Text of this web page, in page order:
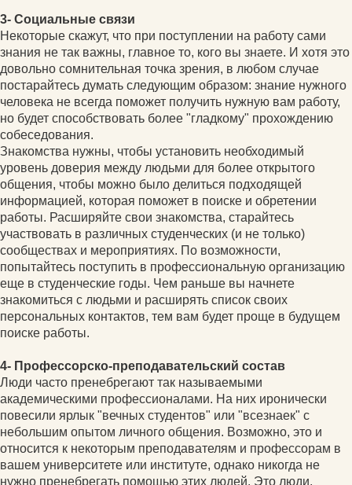
3- Социальные связи
Некоторые скажут, что при поступлении на работу сами
знания не так важны, главное то, кого вы знаете. И хотя это
довольно сомнительная точка зрения, в любом случае
постарайтесь думать следующим образом: знание нужного
человека не всегда поможет получить нужную вам работу,
но будет способствовать более "гладкому" прохождению
собеседования.
Знакомства нужны, чтобы установить необходимый
уровень доверия между людьми для более открытого
общения, чтобы можно было делиться подходящей
информацией, которая поможет в поиске и обретении
работы. Расширяйте свои знакомства, старайтесь
участвовать в различных студенческих (и не только)
сообществах и мероприятиях. По возможности,
попытайтесь поступить в профессиональную организацию
еще в студенческие годы. Чем раньше вы начнете
знакомиться с людьми и расширять список своих
персональных контактов, тем вам будет проще в будущем
поиске работы.
4- Профессорско-преподавательский состав
Люди часто пренебрегают так называемыми
академическими профессионалами. На них иронически
повесили ярлык "вечных студентов" или "всезнаек" с
небольшим опытом личного общения. Возможно, это и
относится к некоторым преподавателям и профессорам в
вашем университете или институте, однако никогда не
нужно пренебрегать помощью этих людей. Это люди,